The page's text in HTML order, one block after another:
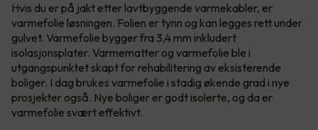
Hvis du er på jakt etter lavtbyggende varmekabler, er
varmefolie løsningen. Folien er tynn og kan legges rett under
gulvet. Varmefolie bygger fra 3,4 mm inkludert
isolasjonsplater. Varmematter og varmefolie ble i
utgangspunktet skapt for rehabilitering av eksisterende
boliger. I dag brukes varmefolie i stadig økende grad i nye
prosjekter også. Nye boliger er godt isolerte, og da er
varmefolie svært effektivt.